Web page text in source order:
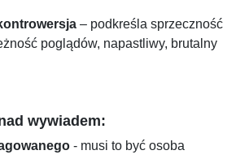
– podkreśla sprzeczność
poglądów, napastliwy, brutalny
wywiadem:
- musi to być osoba